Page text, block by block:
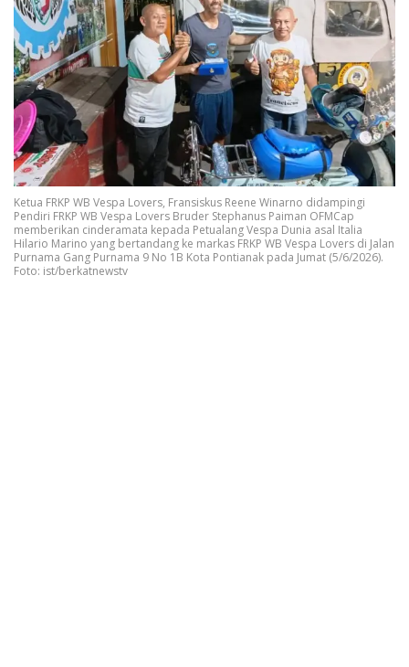
Ketua FRKP WB Vespa Lovers, Fransiskus Reene Winarno didampingi
Pendiri FRKP WB Vespa Lovers Bruder Stephanus Paiman OFMCap
memberikan cinderamata kepada Petualang Vespa Dunia asal Italia
Hilario Marino yang bertandang ke markas FRKP WB Vespa Lovers di Jalan
Purnama Gang Purnama 9 No 1B Kota Pontianak pada Jumat (5/6/2026).
Foto: ist/berkatnewstv